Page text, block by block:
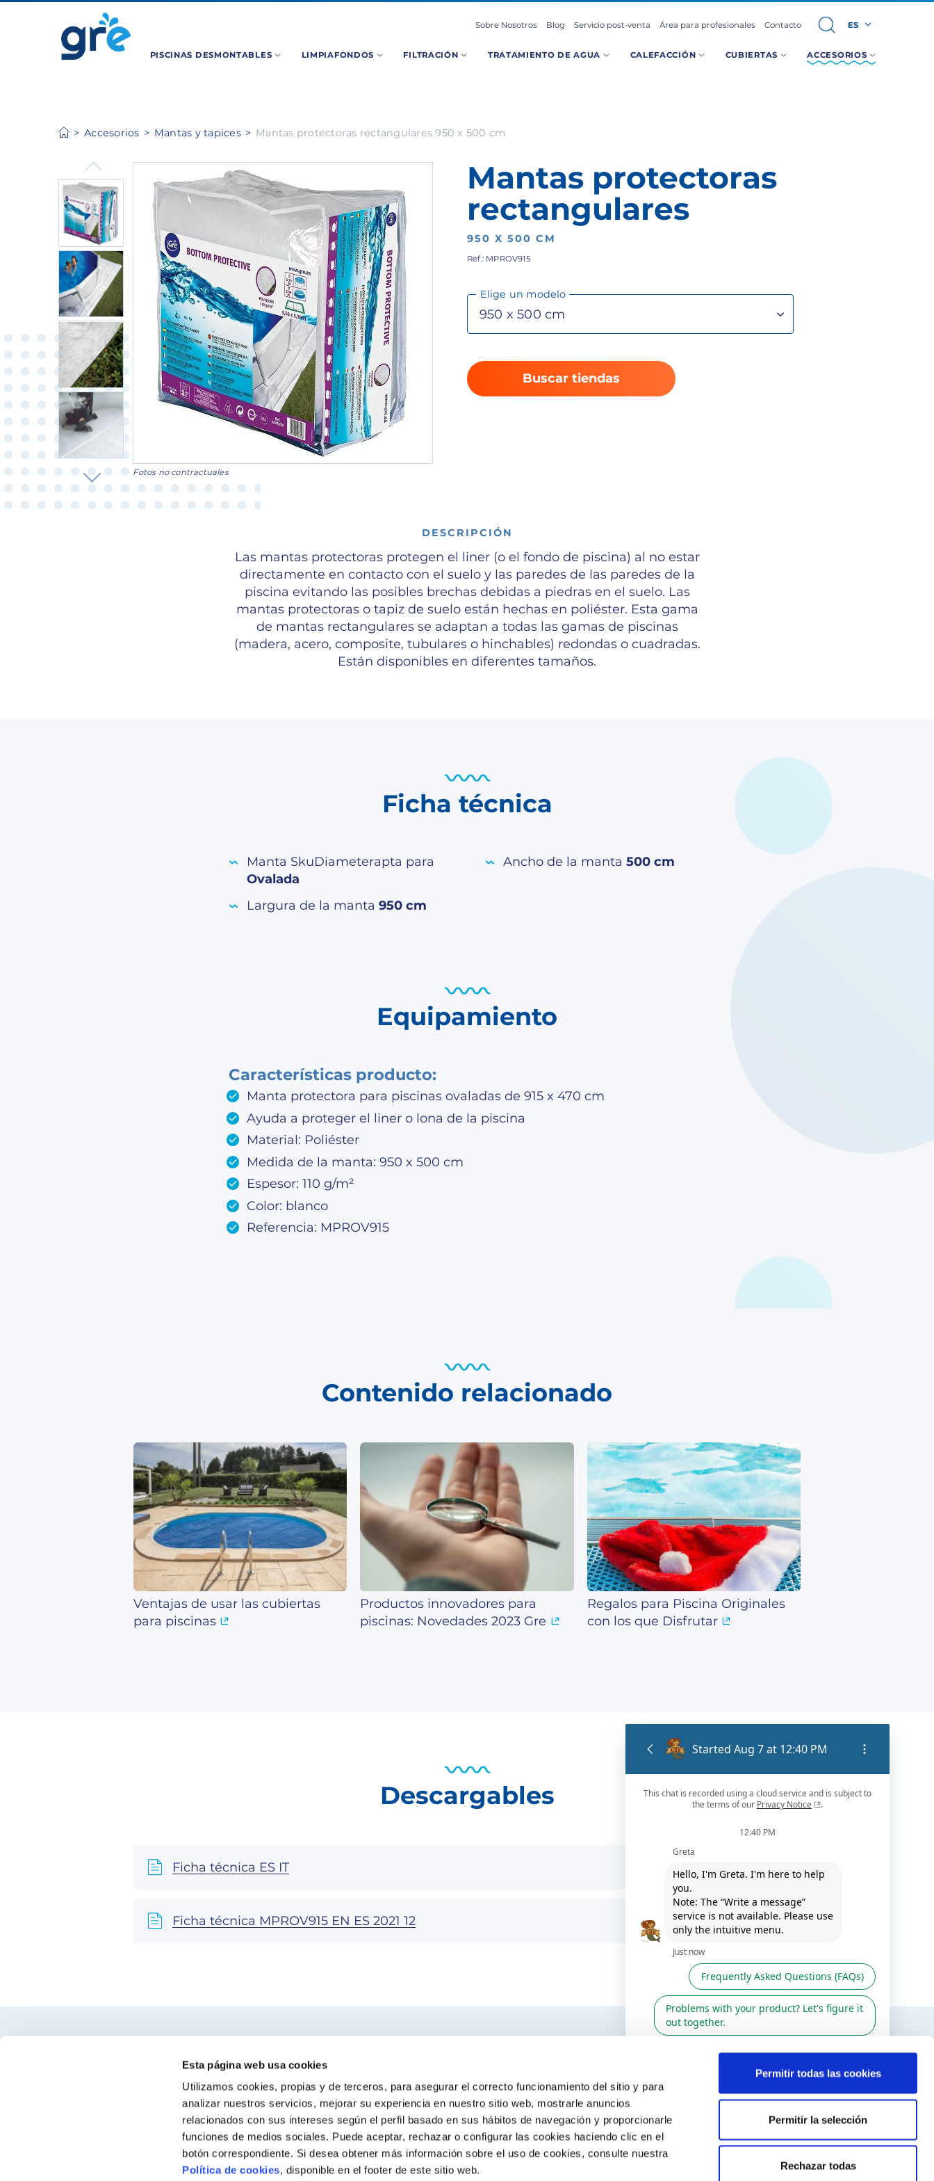
Esta página web usa cookies
Utilizamos cookies, propias y de terceros, para asegurar el correcto funcionamiento del sitio y para
analizar nuestros servicios, mejorar su experiencia en nuestro sitio web, mostrarle anuncios
relacionados con sus intereses según el perfil basado en sus hábitos de navegación y proporcionarle
funciones de medios sociales. Puede aceptar, rechazar o configurar las cookies haciendo clic en el
botón correspondiente. Si desea obtener más información sobre el uso de cookies, consulte nuestra
Política de cookies, disponible en el footer de este sitio web.
Permitir todas las cookies
Permitir la selección
Rechazar todas
PISCINAS DESMONTABLES LIMPIAFONDOS FILTRACIÓN TRATAMIENTO DE AGUA CALEFACCIÓN CUBIERTAS ACCESORIOS
Sobre Nosotros Blog Servicio post-venta Área para profesionales Contacto ES
Accesorios Mantas y tapices Mantas protectoras rectangulares 950 x 500 cm
Fotos no contractuales
Elige un modelo
Mantas protectoras
rectangulares
950 X 500 CM
Ref.: MPROV915
Buscar tiendas
DESCRIPCIÓN
Las mantas protectoras protegen el liner (o el fondo de piscina) al no estar
directamente en contacto con el suelo y las paredes de las paredes de la
piscina evitando las posibles brechas debidas a piedras en el suelo. Las
mantas protectoras o tapiz de suelo están hechas en poliéster. Esta gama
de mantas rectangulares se adaptan a todas las gamas de piscinas
(madera, acero, composite, tubulares o hinchables) redondas o cuadradas.
Están disponibles en diferentes tamaños.
Ficha técnica
Manta SkuDiameterapta para
Ovalada
Largura de la manta 950 cm
Ancho de la manta 500 cm
Equipamiento
Características producto:
Manta protectora para piscinas ovaladas de 915 x 470 cm
Ayuda a proteger el liner o lona de la piscina
Material: Poliéster
Medida de la manta: 950 x 500 cm
Espesor: 110 g/m²
Color: blanco
Referencia: MPROV915
Contenido relacionado
Ventajas de usar las cubiertas
para piscinas
Productos innovadores para
piscinas: Novedades 2023 Gre
Regalos para Piscina Originales
con los que Disfrutar
Descargables
Ficha técnica ES IT ES / IT
Ficha técnica MPROV915 EN ES 2021 12 ES / EN
Busca tu tienda
Buscar instalador
Servicio de postventa
Catálogo Gre / Zodiac
SÍGUENOS EN